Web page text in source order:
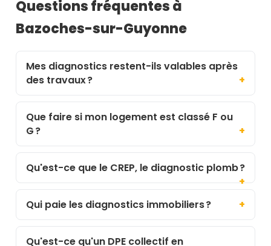
Questions fréquentes à
Bazoches-sur-Guyonne
Mes diagnostics restent-ils valables après
des travaux ?
Que faire si mon logement est classé F ou
G ?
Qu'est-ce que le CREP, le diagnostic plomb ?
Qui paie les diagnostics immobiliers ?
Qu'est-ce qu'un DPE collectif en